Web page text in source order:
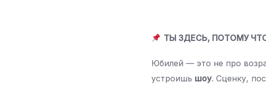
ТЫ ЗДЕСЬ, ПОТОМУ
Юбилей — это не про
устроишь шоу. Сценку,